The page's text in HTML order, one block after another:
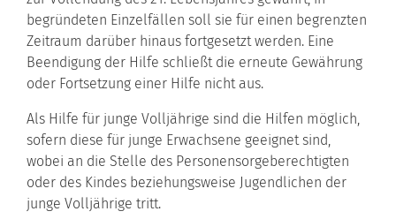
begründeten Einzelfällen soll sie für einen begrenzten
Zeitraum darüber hinaus fortgesetzt werden. Eine
Beendigung der Hilfe schließt die erneute Gewährung
oder Fortsetzung einer Hilfe nicht aus.
Als Hilfe für junge Volljährige sind die Hilfen möglich,
sofern diese für junge Erwachsene geeignet sind,
wobei an die Stelle des Personensorgeberechtigten
oder des Kindes beziehungsweise Jugendlichen der
junge Volljährige tritt.